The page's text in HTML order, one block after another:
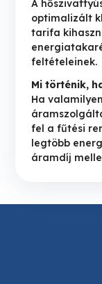
A
optimalizált
tarifa
feltételeinek.
Mi történik,
Ha
fel a fűtési
legtöbb
áramdíj